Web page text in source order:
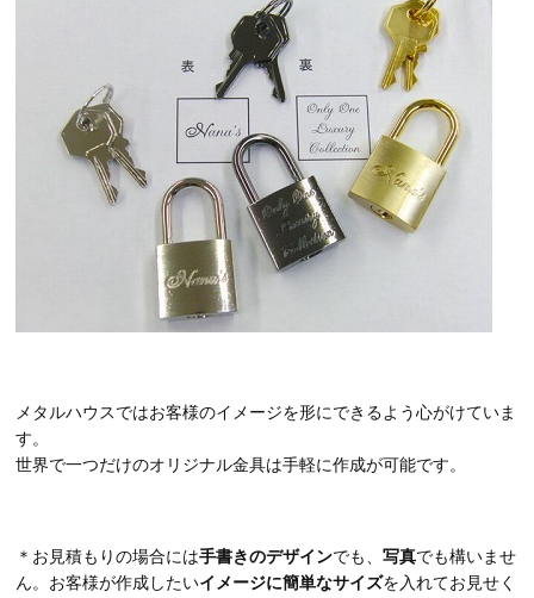
メタルハウスではお客様のイメージを形にできるよう心がけていま
す。
世界で一つだけのオリジナル金具は手軽に作成が可能です。
＊お見積もりの場合には手書きのデザインでも、写真でも構いませ
ん。お客様が作成したいイメージに簡単なサイズを入れてお見せく